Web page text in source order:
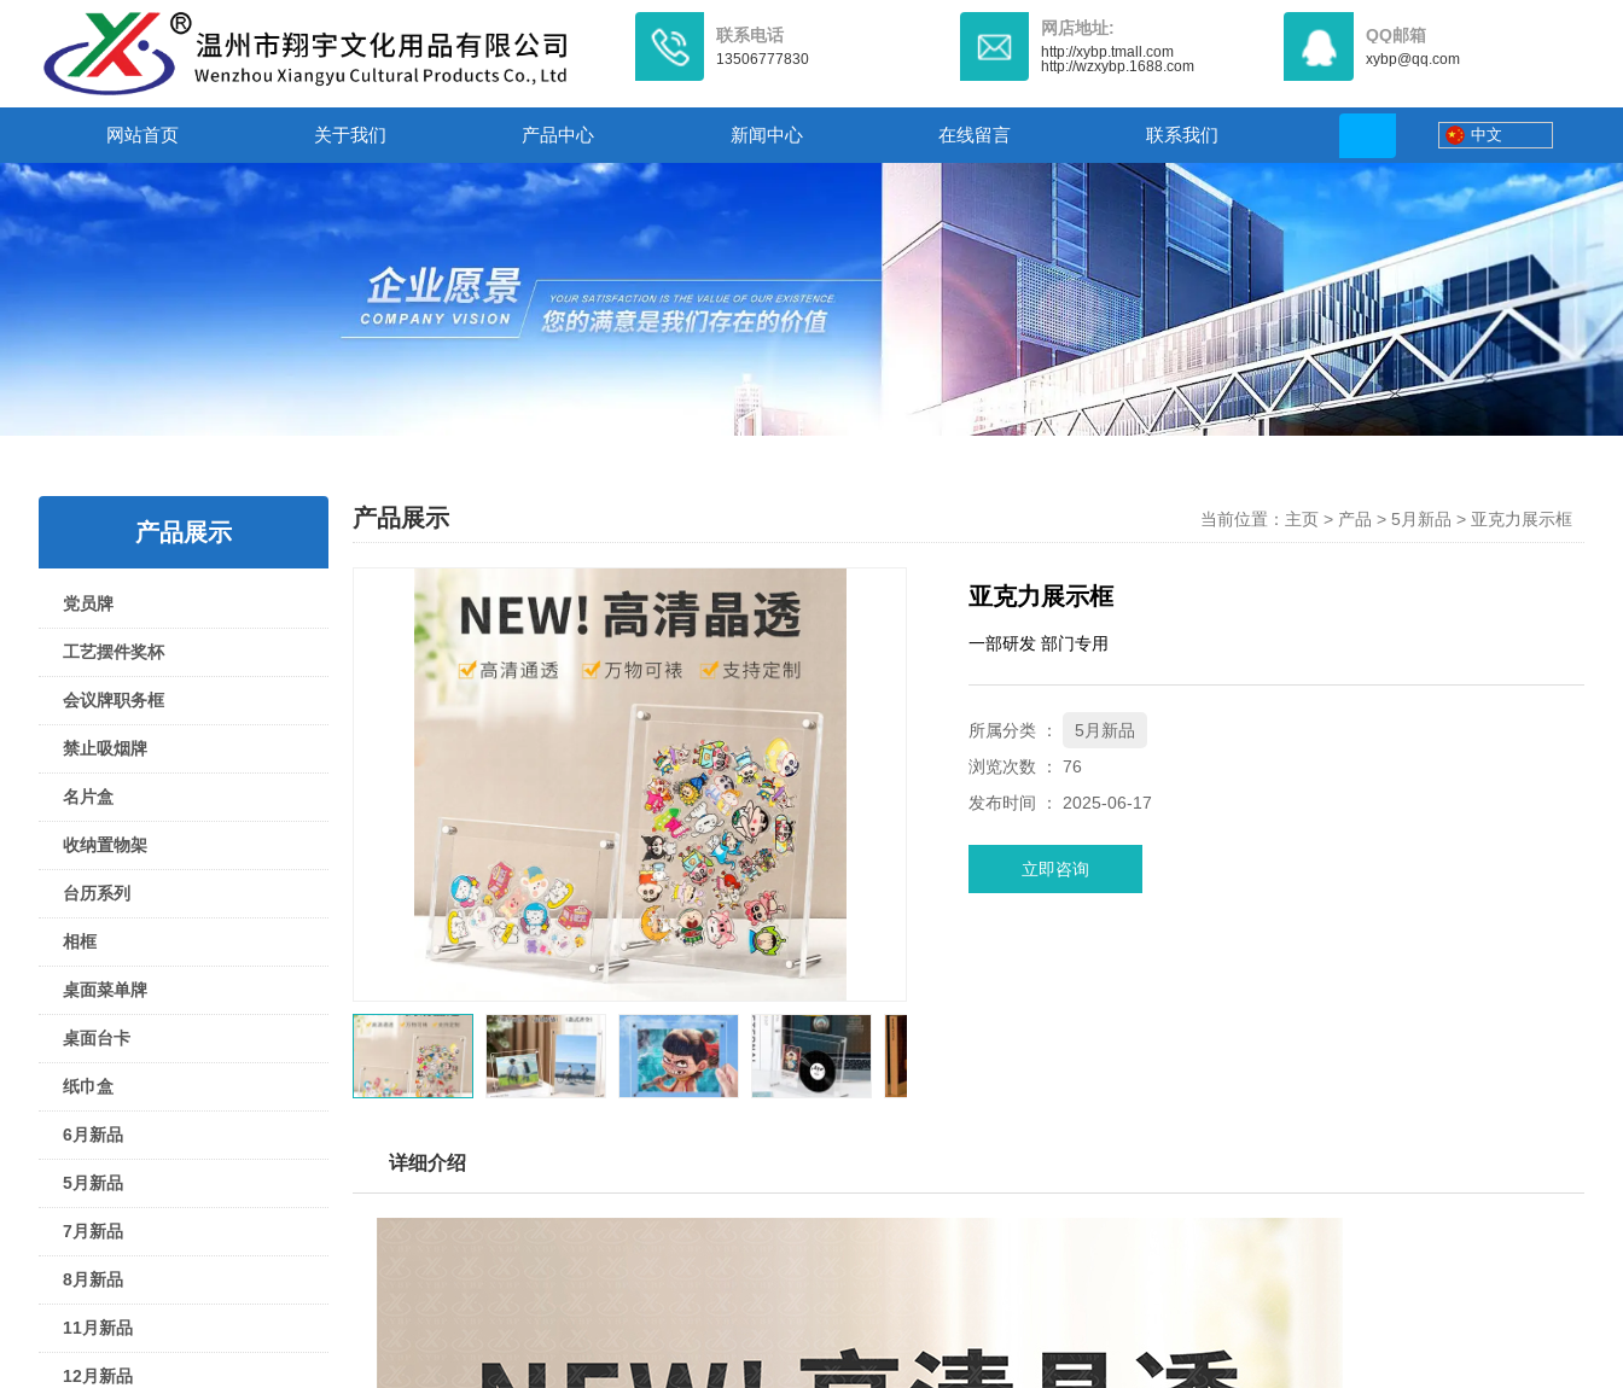
联系电话
13506777830
网店地址:
http://xybp.tmall.com
http://wzxybp.1688.com
QQ邮箱
xybp@qq.com
网站首页 关于我们 产品中心 新闻中心 在线留言 联系我们 中文
产品展示
党员牌
工艺摆件奖杯
会议牌职务框
禁止吸烟牌
名片盒
收纳置物架
台历系列
相框
桌面菜单牌
桌面台卡
纸巾盒
6月新品
5月新品
7月新品
8月新品
11月新品
12月新品
产品展示 当前位置：主页 > 产品 > 5月新品 > 亚克力展示框
亚克力展示框
一部研发 部门专用
所属分类 ：
5月新品
浏览次数 ： 76
发布时间 ： 2025-06-17
立即咨询
详细介绍